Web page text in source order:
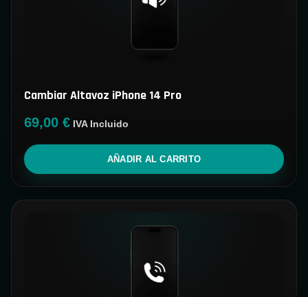
Cambiar Altavoz iPhone 14 Pro
69,00 € IVA Incluido
AÑADIR AL CARRITO